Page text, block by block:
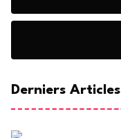
Derniers Articles